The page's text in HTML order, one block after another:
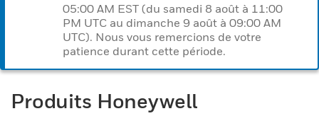
05:00 AM EST (du samedi 8 août à 11:00
PM UTC au dimanche 9 août à 09:00 AM
UTC). Nous vous remercions de votre
patience durant cette période.
Produits Honeywell